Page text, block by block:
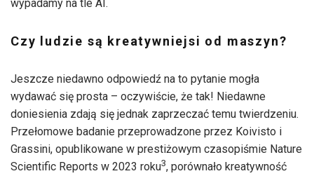
wypadamy na tle AI.
Czy ludzie są kreatywniejsi od maszyn?
Jeszcze niedawno odpowiedź na to pytanie mogła
wydawać się prosta – oczywiście, że tak! Niedawne
doniesienia zdają się jednak zaprzeczać temu twierdzeniu.
Przełomowe badanie przeprowadzone przez Koivisto i
Grassini, opublikowane w prestiżowym czasopiśmie Nature
Scientific Reports w 2023 roku3, porównało kreatywność